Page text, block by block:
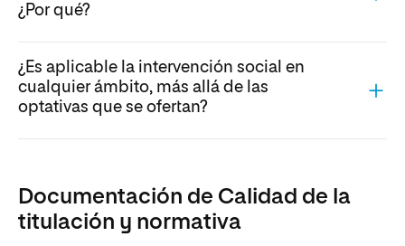
¿Por qué?
¿Es aplicable la intervención social en
cualquier ámbito, más allá de las
optativas que se ofertan?
Documentación de Calidad de la
titulación y normativa